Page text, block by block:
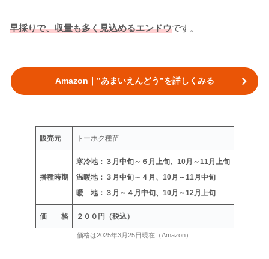
早採りで、収量も多く見込めるエンドウです。
Amazon｜”あまいえんどう”を詳しくみる
販売元 トーホク種苗
播種時期
寒冷地：３月中旬～６月上旬、10月～11月上旬
温暖地：３月中旬～４月、10月～11月中旬
暖 地：３月～４月中旬、10月～12月上旬
価 格 ２００円（税込）
価格は2025年3月25日現在（Amazon）